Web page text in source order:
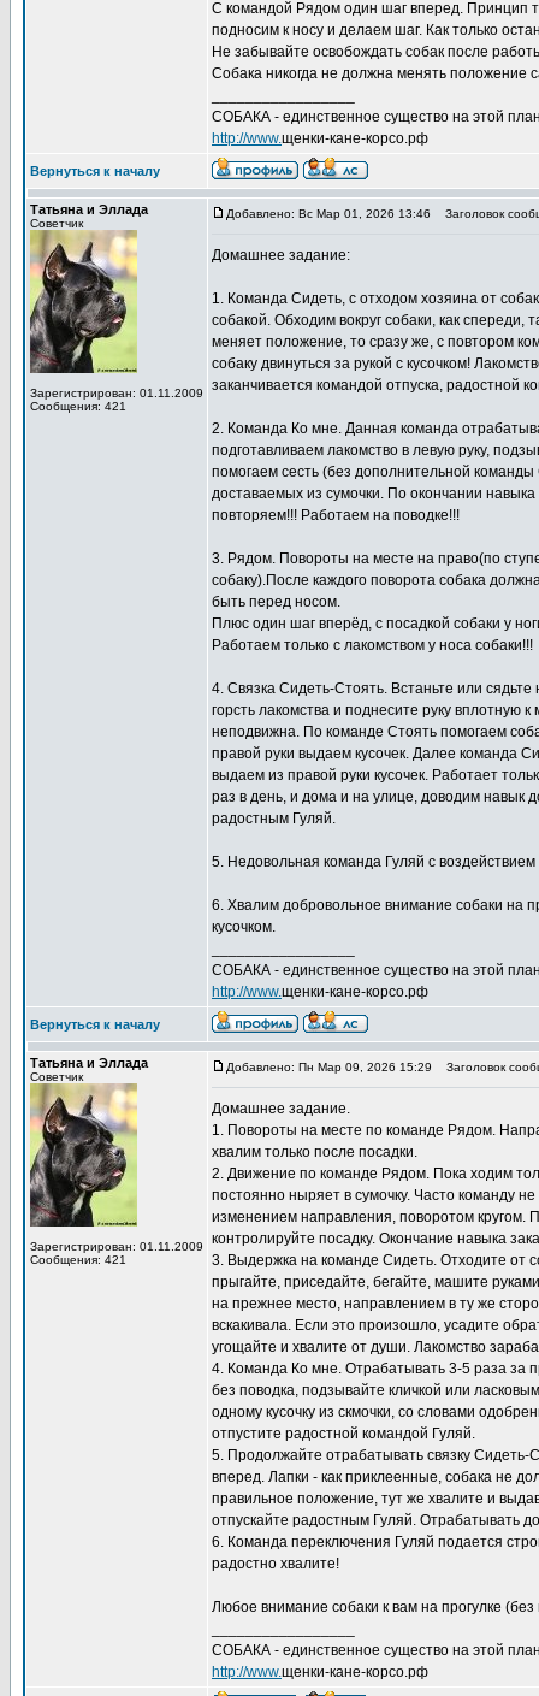
С командой Рядом один шаг вперед. Принцип
подносим к носу и делаем шаг. Как только
Не забывайте освобождать собак после
Собака никогда не должна менять положение
СОБАКА - единственное существо на этой
http://www.щенки-кане-корсо.рф
Вернуться к началу
Татьяна и Эллада
Советчик
Зарегистрирован: 01.11.2009
Сообщения: 421
Добавлено: Вс Мар 01, 2026 13:46 Заголовок
Домашнее задание:
1. Команда Сидеть, с отходом хозяина от
собакой. Обходим вокруг собаки, как спереди,
меняет положение, то сразу же, с повтором
собаку двинуться за рукой с кусочком!
заканчивается командой отпуска, радостной
2. Команда Ко мне. Данная команда
подготавливаем лакомство в левую руку,
помогаем сесть (без дополнительной
доставаемых из сумочки. По окончании
повторяем!!! Работаем на поводке!!!
3. Рядом. Повороты на месте на право(по
собаку).После каждого поворота собака
быть перед носом.
Плюс один шаг вперёд, с посадкой собаки у
Работаем только с лакомством у носа собаки!!!
4. Связка Сидеть-Стоять. Встаньте или
горсть лакомства и поднесите руку вплотную
неподвижна. По команде Стоять помогаем
правой руки выдаем кусочек. Далее команда
выдаем из правой руки кусочек. Работает
раз в день, и дома и на улице, доводим навык
радостным Гуляй.
5. Недовольная команда Гуляй с воздействием
6. Хвалим добровольное внимание собаки на
кусочком.
СОБАКА - единственное существо на этой
http://www.щенки-кане-корсо.рф
Вернуться к началу
Татьяна и Эллада
Советчик
Зарегистрирован: 01.11.2009
Сообщения: 421
Добавлено: Пн Мар 09, 2026 15:29 Заголовок
Домашнее задание.
1. Повороты на месте по команде Рядом.
хвалим только после посадки.
2. Движение по команде Рядом. Пока ходим
постоянно ныряет в сумочку. Часто команду
изменением направления, поворотом кругом.
контролируйте посадку. Окончание навыка
3. Выдержка на команде Сидеть. Отходите от
прыгайте, приседайте, бегайте, машите
на прежнее место, направлением в ту же
вскакивала. Если это произошло, усадите
угощайте и хвалите от души. Лакомство
4. Команда Ко мне. Отрабатывать 3-5 раза за
без поводка, подзывайте кличкой или
одному кусочку из скмочки, со словами
отпустите радостной командой Гуляй.
5. Продолжайте отрабатывать связку Сидеть-
вперед. Лапки - как приклеенные, собака не
правильное положение, тут же хвалите и
отпускайте радостным Гуляй. Отрабатывать
6. Команда переключения Гуляй подается
радостно хвалите!
Любое внимание собаки к вам на прогулке
СОБАКА - единственное существо на этой
http://www.щенки-кане-корсо.рф